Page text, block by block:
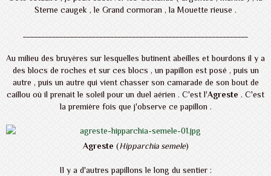
Sterne caugek , le Grand cormoran , la Mouette rieuse .
______________________________________________________________
Au milieu des bruyères sur lesquelles butinent abeilles et bourdons il y a
des blocs de roches et sur ces blocs , un papillon est posé , puis un
autre , puis un autre qui vient chasser son camarade de son bout de
caillou où il prenait le soleil pour un duel aérien . C'est l'Agreste. C'est
la première fois que j'observe ce papillon .
Agreste(Hipparchia semele)
Il y a d'autres papillons le long du sentier :